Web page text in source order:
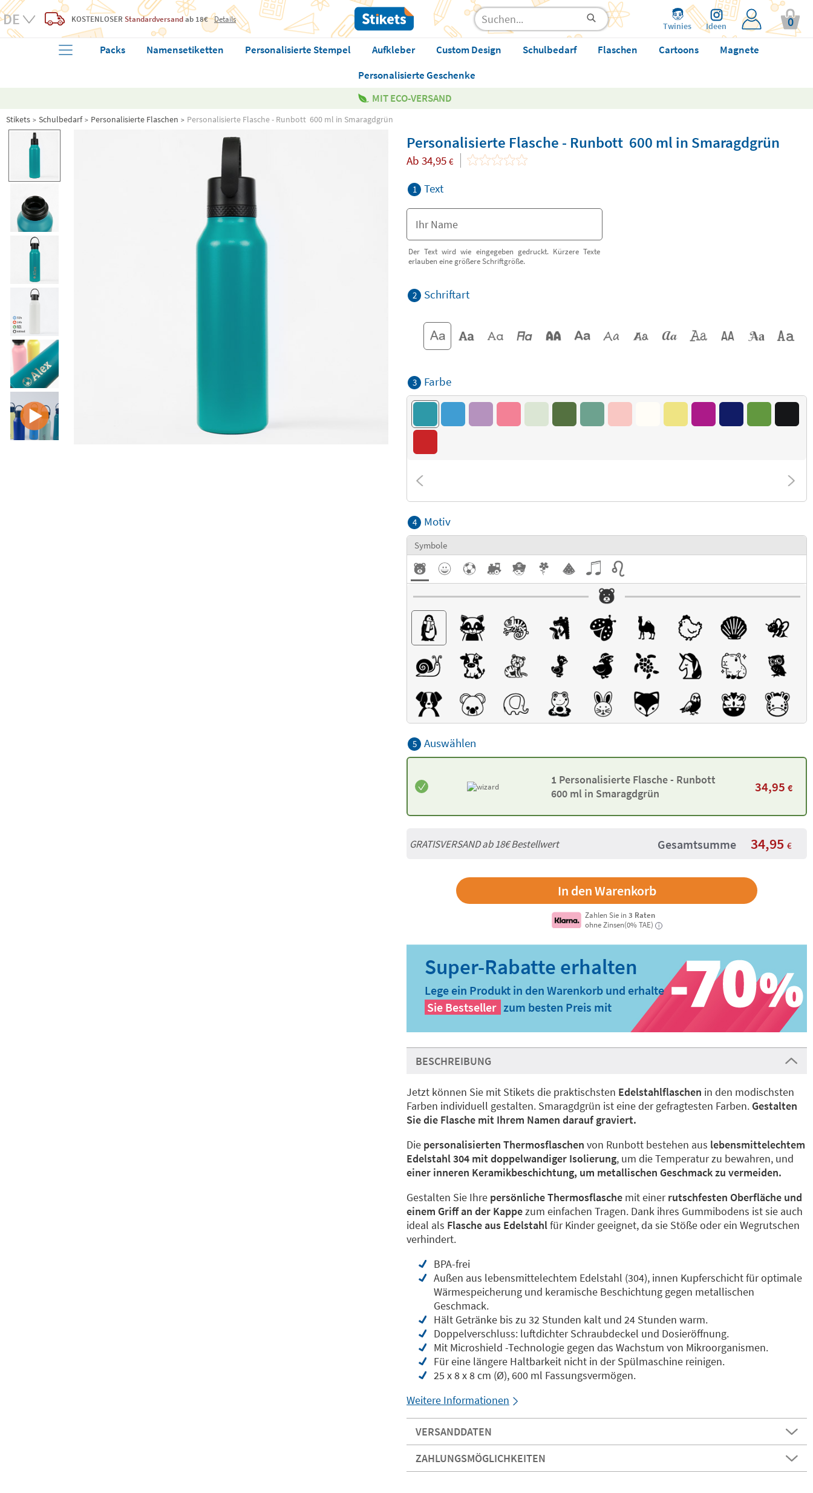
KOSTENLOSER Standardversandab 18€ Details
Twinies Ideen 0
Packs Namensetiketten Personalisierte Stempel Aufkleber Custom Design Schulbedarf Flaschen Cartoons
Magnete
Personalisierte Geschenke
MIT ECO-VERSAND
Stikets Schulbedarf Personalisierte Flaschen Personalisierte Flasche - Runbott 600 ml in Smaragdgrün
Personalisierte Flasche - Runbott 600 ml in Smaragdgrün
Ab 34,95 €
1 Text
Der Text wird wie eingegeben gedruckt. Kürzere Texte
erlauben eine größere Schriftgröße.
2 Schriftart
3 Farbe
4 Motiv
Symbole
5 Auswählen
1 Personalisierte Flasche - Runbott
600 ml in Smaragdgrün
34,95 €
GRATISVERSAND ab18€Bestellwert Gesamtsumme 34,95 €
Zahlen Sie in3 Raten
ohne Zinsen(0% TAE)
i
Lege ein Produkt in den Warenkorb und erhalte
Sie Bestseller zum besten Preis mit
BESCHREIBUNG
Jetzt können Sie mit Stikets die praktischsten Edelstahlflaschen in den modischsten
Farben individuell gestalten. Smaragdgrün ist eine der gefragtesten Farben. Gestalten
Sie die Flasche mit Ihrem Namen darauf graviert.
Die personalisierten Thermosflaschen von Runbott bestehen aus lebensmittelechtem
Edelstahl 304 mit doppelwandiger Isolierung, um die Temperatur zu bewahren, und
einer inneren Keramikbeschichtung, um metallischen Geschmack zu vermeiden.
Gestalten Sie Ihre persönliche Thermosflasche mit einerrutschfesten Oberfläche und
einem Griff an der Kappezum einfachen Tragen. Dank ihres Gummibodens ist sie auch
ideal als Flasche aus Edelstahlfür Kinder geeignet, da sie Stöße oder ein Wegrutschen
verhindert.
BPA-frei
Außen aus lebensmittelechtem Edelstahl (304), innen Kupferschicht für optimale
Wärmespeicherung und keramische Beschichtung gegen metallischen
Geschmack.
Hält Getränke bis zu 32 Stunden kalt und 24 Stunden warm.
Doppelverschluss: luftdichter Schraubdeckel und Dosieröffnung.
Mit Microshield -Technologie gegen das Wachstum von Mikroorganismen.
Für eine längere Haltbarkeit nicht in der Spülmaschine reinigen.
25 x 8 x 8 cm (Ø), 600 ml Fassungsvermögen.
Weitere Informationen
VERSANDDATEN
ZAHLUNGSMÖGLICHKEITEN